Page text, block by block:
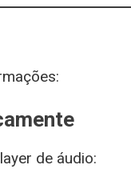
de áudio: